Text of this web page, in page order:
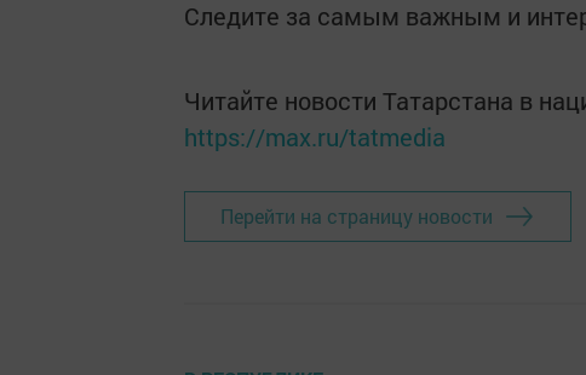
Следите за самым важным и
Читайте новости Татарстана в
https://max.ru/tatmedia
Перейти на страницу новости